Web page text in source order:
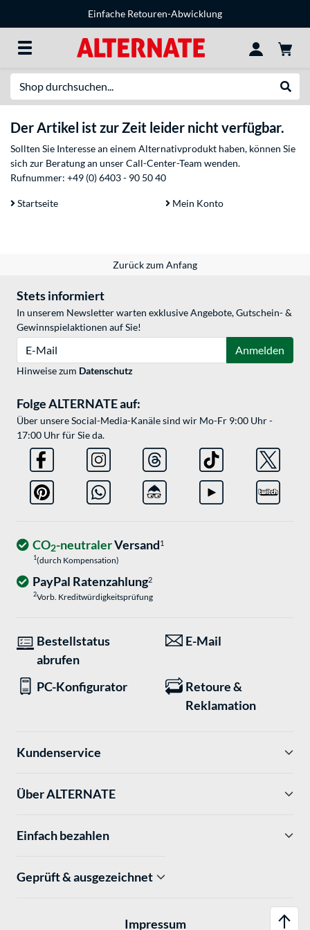
Einfache Retouren-Abwicklung
Der Artikel ist zur Zeit leider nicht verfügbar.
Sollten Sie Interesse an einem Alternativprodukt haben, können Sie
sich zur Beratung an unser Call-Center-Team wenden.
Rufnummer: +49 (0) 6403 - 90 50 40
Startseite Mein Konto
Zurück zum Anfang
Stets informiert
In unserem Newsletter warten exklusive Angebote, Gutschein- &
Gewinnspielaktionen auf Sie!
Anmelden
Hinweise zum Datenschutz
Folge ALTERNATE auf:
Über unsere Social-Media-Kanäle sind wir Mo-Fr 9:00 Uhr -
17:00 Uhr für Sie da.
CO2-neutralerVersand1
1(durch Kompensation)
PayPal Ratenzahlung2
2Vorb. Kreditwürdigkeitsprüfung
Bestellstatus
abrufen
E-Mail
PC-Konfigurator
Retoure &
Reklamation
Kundenservice
Über ALTERNATE
Einfach bezahlen
Geprüft & ausgezeichnet
Impressum